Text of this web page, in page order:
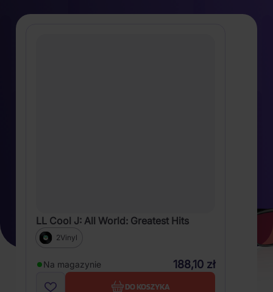
LL Cool J: All World: Greatest Hits
2Vinyl
Na magazynie 188,10 zł
DO KOSZYKA